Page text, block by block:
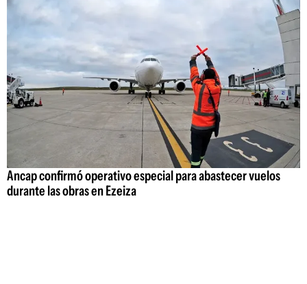
Ancap confirmó operativo especial para abastecer vuelos
durante las obras en Ezeiza